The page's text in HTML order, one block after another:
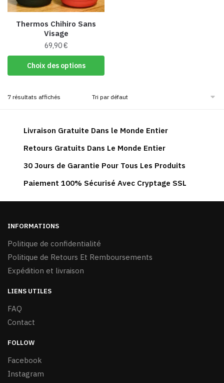
sur
page
du
produit
Thermos Chihiro Sans
Visage
69,90€
Choix des options
Ce
produit
plusieurs
options
peuvent
choisies
sur
produit
7 résultats affichés
Livraison Gratuite Dans le Monde Entier
Retours Gratuits Dans Le Monde Entier
30 Jours de Garantie Pour Tous Les Produits
Paiement 100% Sécurisé Avec Cryptage SSL
INFORMATIONS
Politique de confidentialité
Politique de Retours Et Remboursements
Expédition et livraison
LIENS UTILES
FAQ
Contact
FOLLOW
Facebook
Instagram